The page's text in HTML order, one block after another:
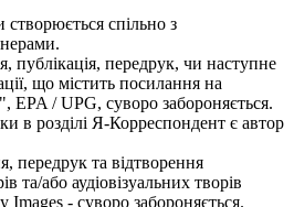
спільно з
публікація, передрук, чи наступне
що містить посилання на
EPA / UPG, суворо забороняється.
в розділі Я-Корреспондент є автор
передрук та відтворення
та/або аудіовізуальних творів
Images - суворо забороняється.